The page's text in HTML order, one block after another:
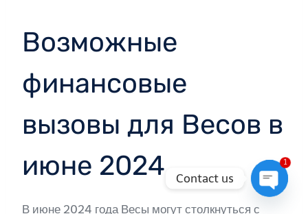
Возможные
финансовые
вызовы для Весов в
июне 2024
В июне 2024 года Весы могут столкнуться с
Contact us
1